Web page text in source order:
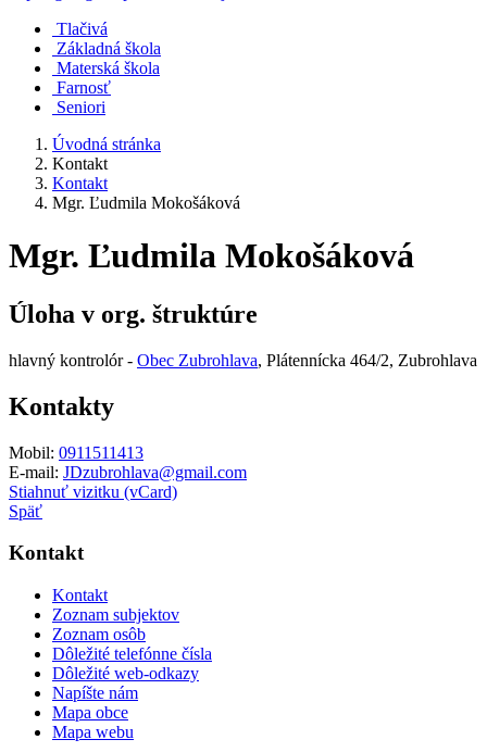
Tlačivá
Základná škola
Materská škola
Farnosť
Seniori
Úvodná stránka
Kontakt
Kontakt
Mgr. Ľudmila Mokošáková
Mgr. Ľudmila Mokošáková
Úloha v org. štruktúre
hlavný kontrolór - Obec Zubrohlava, Plátennícka 464/2, Zubrohlava
Kontakty
Mobil: 0911511413
E-mail: JDzubrohlava@gmail.com
Stiahnuť vizitku (vCard)
Späť
Kontakt
Kontakt
Zoznam subjektov
Zoznam osôb
Dôležité telefónne čísla
Dôležité web-odkazy
Napíšte nám
Mapa obce
Mapa webu